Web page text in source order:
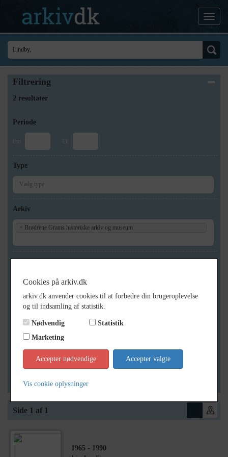
Filtrering
2 resultater
Periode
Fra Til
Type
Arkiv
× Brødrene Grams historiske arkiv og museum
Geografi
Generelt
Vis kun med billeder
Vis kun med filmklip
Vis kun med lydklip
Vis kun med geo-tag
Side 1 af 1
1965 - 1990
Cookies på arkiv.dk
arkiv.dk anvender cookies til at forbedre din brugeroplevelse
og til indsamling af statistik.
Nødvendig
Statistik
Marketing
Accepter nødvendige Accepter valgte
Vis cookie oplysninger